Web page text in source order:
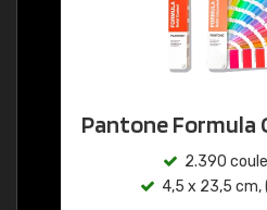
Pantone Formula
2.390
4,5 x 23,5 cm,